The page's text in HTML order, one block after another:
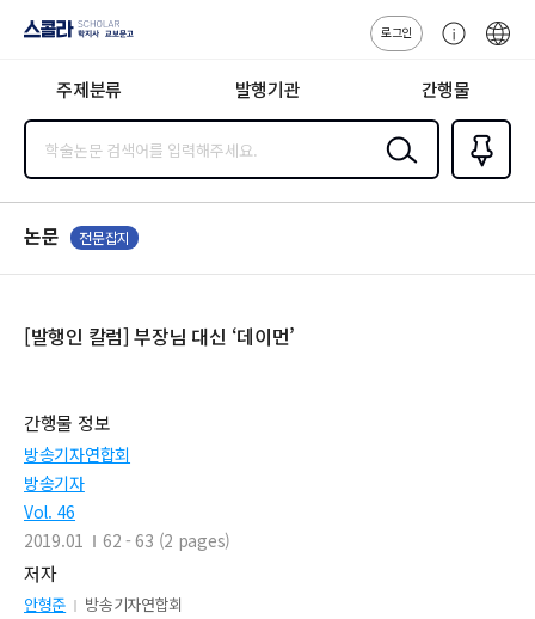
지사·교보문고
로그인
센
주제분류 발행기관 간행물
검색
즐겨찾
기0
논문 전문잡지
[발행인 칼럼] 부장님 대신 ‘데이먼’
간행물 정보
방송기자연합회
방송기자
Vol. 46
2019.01
62 - 63 (2 pages)
저자
안형준 방송기자연합회